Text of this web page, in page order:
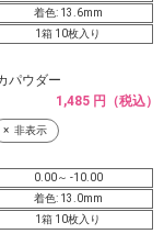
着色: 13.6mm
1箱 10枚入り
パウダー
1,485 円（税込）
非表示
0.00～ -10.00
着色: 13.0mm
1箱 10枚入り